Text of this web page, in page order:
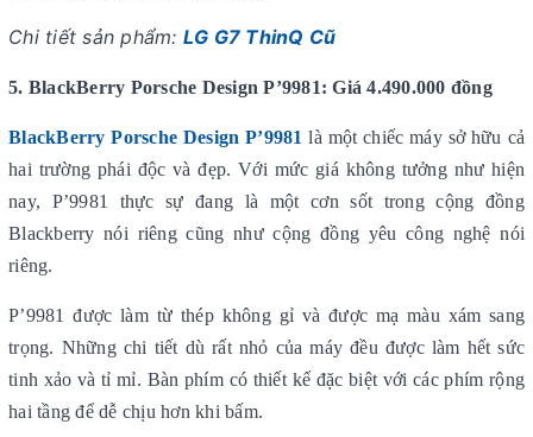
Chi tiết sản phẩm: LG G7 ThinQ Cũ
5. BlackBerry Porsche Design P’9981: Giá 4.490.000 đồng
BlackBerry Porsche Design P’9981 là một chiếc máy sở hữu cả
hai trường phái độc và đẹp. Với mức giá không tưởng như hiện
nay, P’9981 thực sự đang là một cơn sốt trong cộng đồng
Blackberry nói riêng cũng như cộng đồng yêu công nghệ nói
riêng.
P’9981 được làm từ thép không gỉ và được mạ màu xám sang
trọng. Những chi tiết dù rất nhỏ của máy đều được làm hết sức
tinh xảo và tỉ mỉ. Bàn phím có thiết kế đặc biệt với các phím rộng
hai tầng để dễ chịu hơn khi bấm.